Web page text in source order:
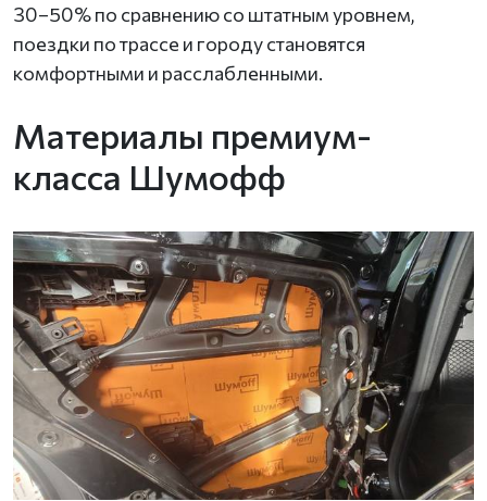
30–50% по сравнению со штатным уровнем,
поездки по трассе и городу становятся
комфортными и расслабленными.
Материалы премиум-
класса Шумофф